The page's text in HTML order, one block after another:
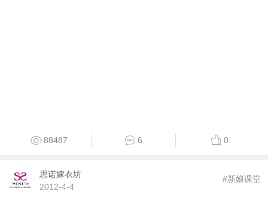
88487 6 0
思诺嫁衣坊
2012-4-4
#新娘课堂